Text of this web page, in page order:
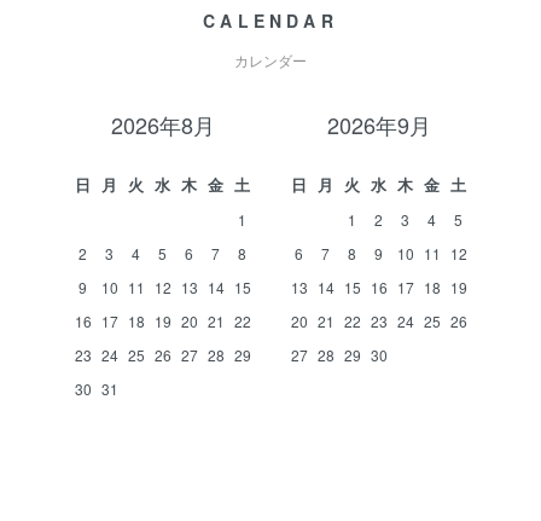
CALENDAR
カレンダー
2026年8月
日 月 火 水 木 金 土
1
2
3 4 5 6 7
8
9
10 11 12 13 14 15
16 17 18 19 20 21 22
23 24 25 26 27 28 29
30 31
2026年9月
日 月 火 水 木 金 土
1 2 3 4
5
6
7 8 9 10 11
12
13 14 15 16 17 18 19
20 21 22 23 24 25 26
27 28 29 30